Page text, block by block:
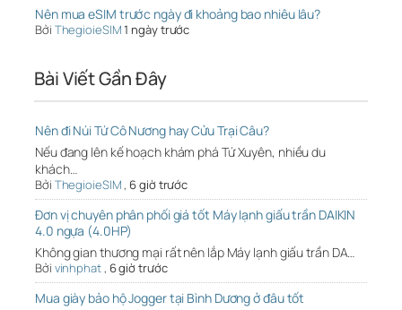
Nên mua eSIM trước ngày đi khoảng bao nhiêu lâu?
Bởi ThegioieSIM1 ngày trước
Bài Viết Gần Đây
Nên đi Núi Tứ Cô Nương hay Cửu Trại Câu?
Nếu đang lên kế hoạch khám phá Tứ Xuyên, nhiều du
khách…
Bởi ThegioieSIM, 6 giờ trước
Đơn vị chuyên phân phối giá tốt Máy lạnh giấu trần DAIKIN
4.0 ngựa (4.0HP)
Không gian thương mại rất nên lắp Máy lạnh giấu trần DA…
Bởi vinhphat, 6 giờ trước
Mua giày bảo hộ Jogger tại Bình Dương ở đâu tốt